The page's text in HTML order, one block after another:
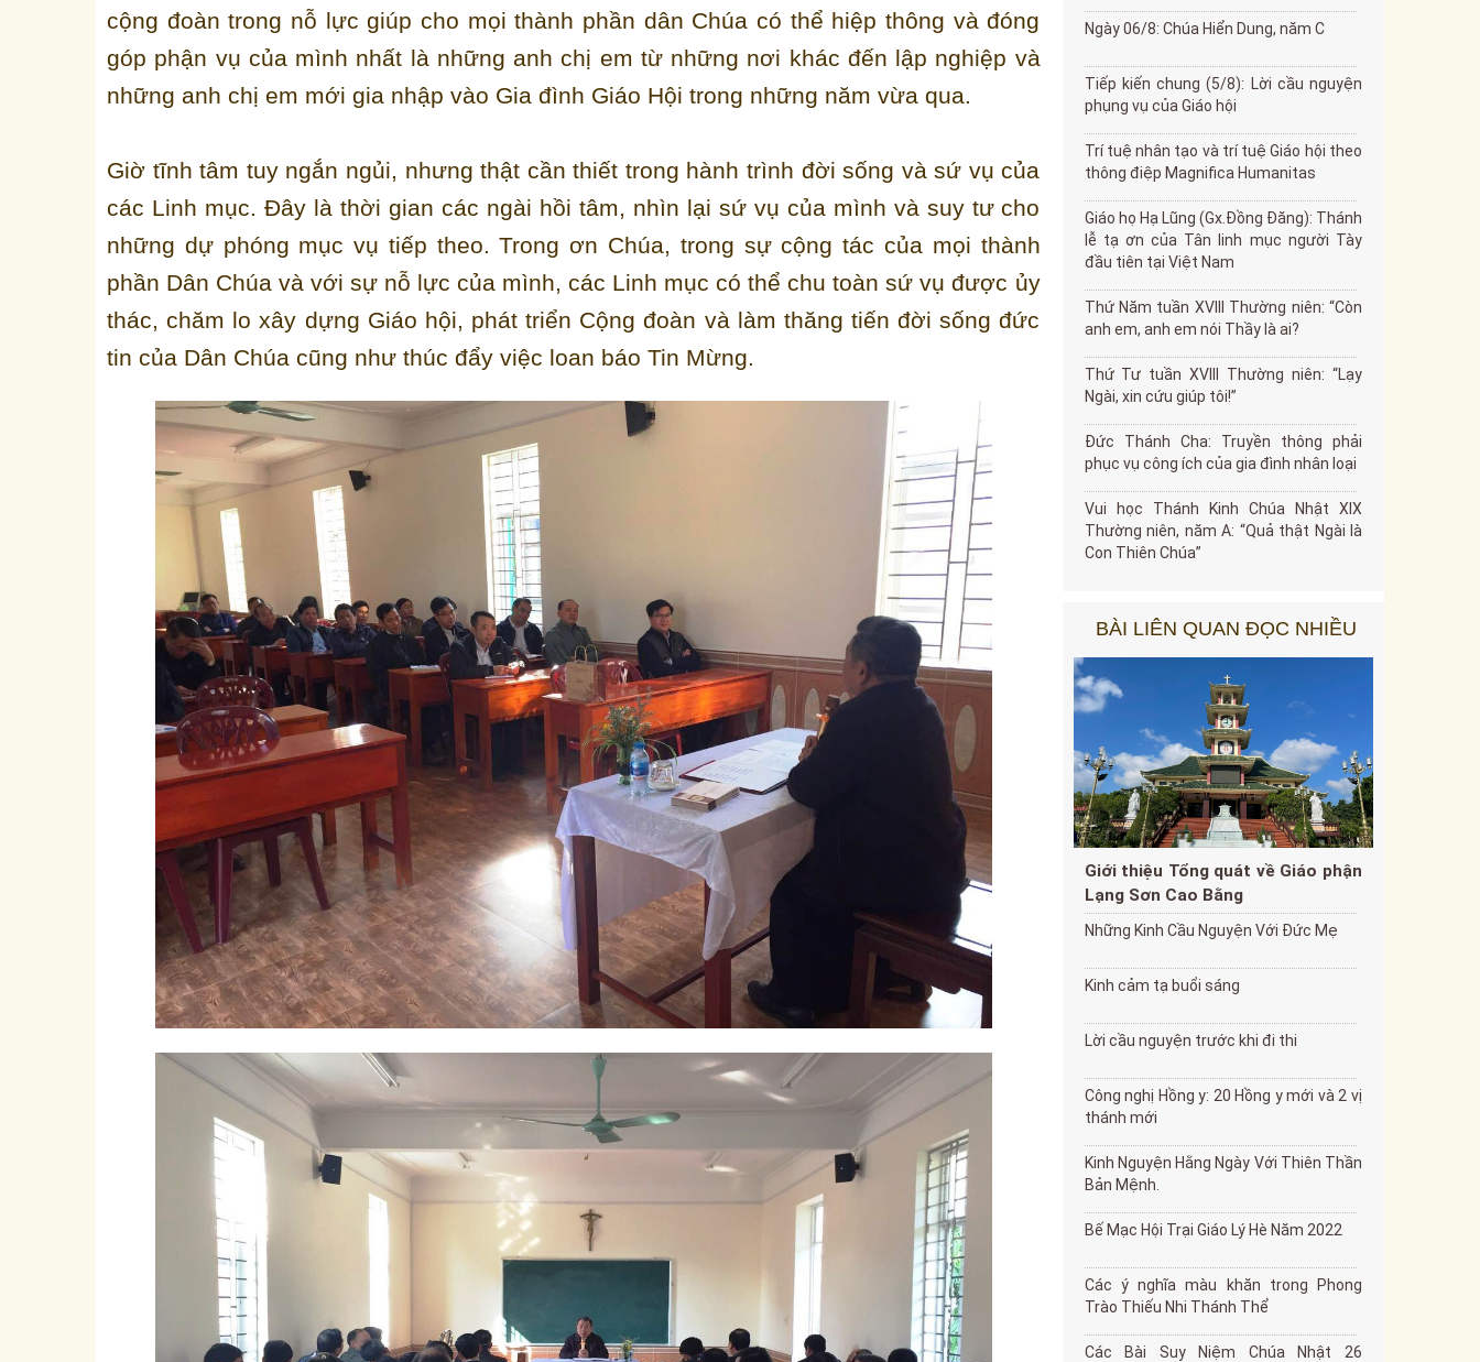
cộng đoàn trong nỗ lực giúp cho mọi thành phần dân Chúa có thể hiệp thông và đóng
góp phận vụ của mình nhất là những anh chị em từ những nơi khác đến lập nghiệp và
những anh chị em mới gia nhập vào Gia đình Giáo Hội trong những năm vừa qua.
Giờ tĩnh tâm tuy ngắn ngủi, nhưng thật cần thiết trong hành trình đời sống và sứ vụ của
các Linh mục. Đây là thời gian các ngài hồi tâm, nhìn lại sứ vụ của mình và suy tư cho
những dự phóng mục vụ tiếp theo. Trong ơn Chúa, trong sự cộng tác của mọi thành
phần Dân Chúa và với sự nỗ lực của mình, các Linh mục có thể chu toàn sứ vụ được ủy
thác, chăm lo xây dựng Giáo hội, phát triển Cộng đoàn và làm thăng tiến đời sống đức
tin của Dân Chúa cũng như thúc đẩy việc loan báo Tin Mừng.
Ngày 06/8: Chúa Hiển Dung, năm C
Tiếp kiến chung (5/8): Lời cầu nguyện
phụng vụ của Giáo hội
Trí tuệ nhân tạo và trí tuệ Giáo hội theo
thông điệp Magnifica Humanitas
Giáo họ Hạ Lũng (Gx.Đồng Đăng): Thánh
lễ tạ ơn của Tân linh mục người Tày
đầu tiên tại Việt Nam
Thứ Năm tuần XVIII Thường niên: “Còn
anh em, anh em nói Thầy là ai?
Thứ Tư tuần XVIII Thường niên: “Lạy
Ngài, xin cứu giúp tôi!”
Đức Thánh Cha: Truyền thông phải
phục vụ công ích của gia đình nhân loại
Vui học Thánh Kinh Chúa Nhật XIX
Thường niên, năm A: “Quả thật Ngài là
Con Thiên Chúa”
BÀI LIÊN QUAN ĐỌC NHIỀU
Giới thiệu Tổng quát về Giáo phận
Lạng Sơn Cao Bằng
Những Kinh Cầu Nguyện Với Đức Mẹ
Kinh cảm tạ buổi sáng
Lời cầu nguyện trước khi đi thi
Công nghị Hồng y: 20 Hồng y mới và 2 vị
thánh mới
Kinh Nguyện Hằng Ngày Với Thiên Thần
Bản Mệnh.
Bế Mạc Hội Trại Giáo Lý Hè Năm 2022
Các ý nghĩa màu khăn trong Phong
Trào Thiếu Nhi Thánh Thể
Các Bài Suy Niệm Chúa Nhật 26